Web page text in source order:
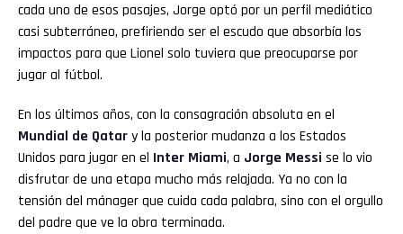
cada uno de esos pasajes, Jorge optó por un perfil mediático
casi subterráneo, prefiriendo ser el escudo que absorbía los
impactos para que Lionel solo tuviera que preocuparse por
jugar al fútbol.
En los últimos años, con la consagración absoluta en el
Mundial de Qatary la posterior mudanza a los Estados
Unidos para jugar en el Inter Miami, a Jorge Messi se lo vio
disfrutar de una etapa mucho más relajada. Ya no con la
tensión del mánager que cuida cada palabra, sino con el orgullo
del padre que ve la obra terminada.